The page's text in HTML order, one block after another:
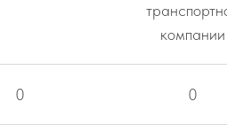
компании
0 0